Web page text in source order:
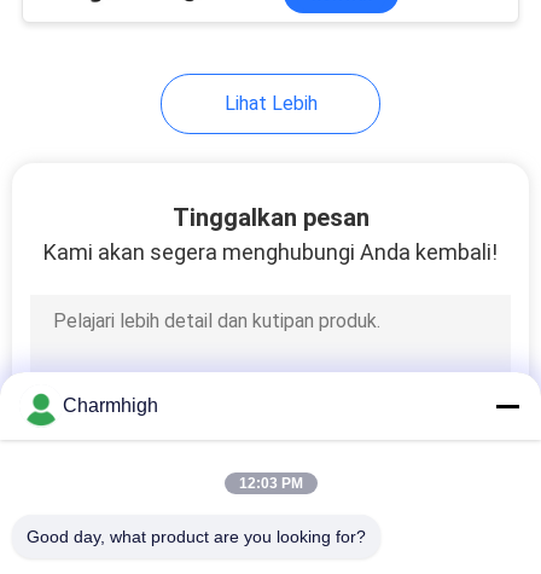
Lihat Lebih
Tinggalkan pesan
Kami akan segera menghubungi Anda kembali!
Charmhigh
12:03 PM
Good day, what product are you looking for?